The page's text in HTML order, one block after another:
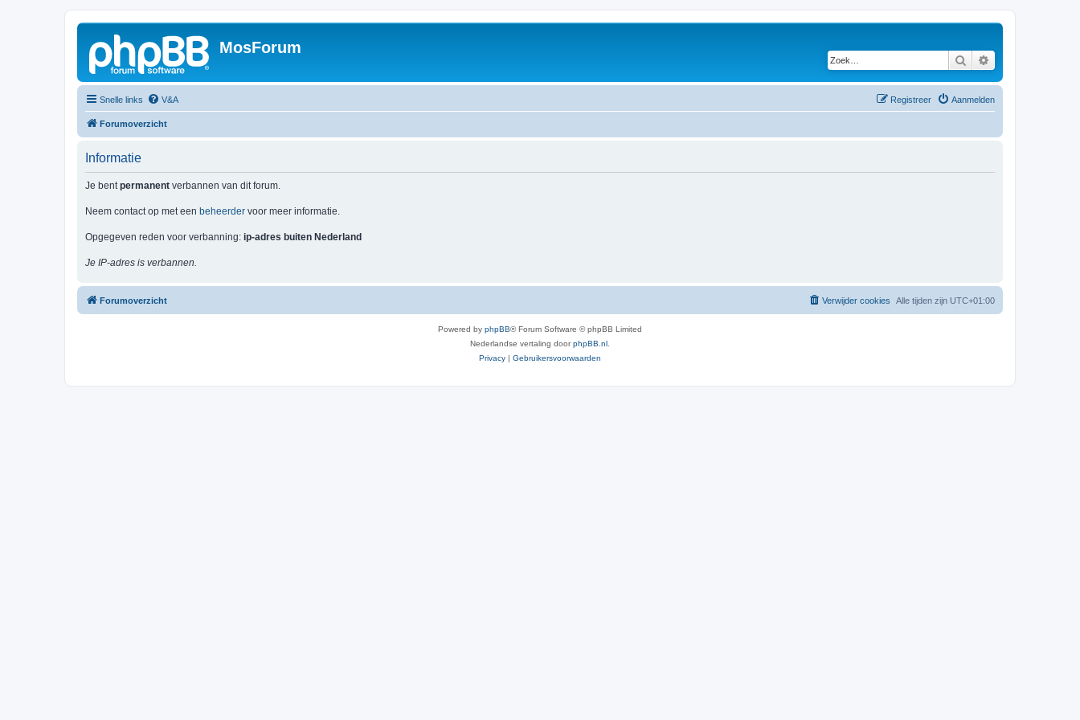
MosForum
Zoek
Snelle links V&A Aanmelden
Registreer
Forumoverzicht
Informatie
Je bentpermanent verbannen van dit forum.
Neem contact op met een beheerder voor meer informatie.
Opgegeven reden voor verbanning: ip-adres buiten Nederland
Je IP-adres is verbannen.
Forumoverzicht Alle tijden zijn UTC+01:00
Verwijder cookies
Powered by phpBB® Forum Software © phpBB Limited
Nederlandse vertaling doorphpBB.nl
Privacy | Gebruikersvoorwaarden